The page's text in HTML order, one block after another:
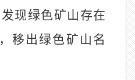
发现绿色矿山存在
，移出绿色矿山名